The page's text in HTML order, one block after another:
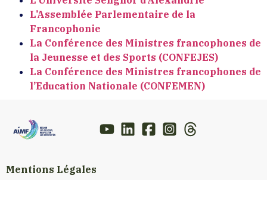
L’Assemblée Parlementaire de la
Francophonie
La Conférence des Ministres francophones de
la Jeunesse et des Sports (CONFEJES)
La Conférence des Ministres francophones de
l’Education Nationale (CONFEMEN)
Mentions Légales